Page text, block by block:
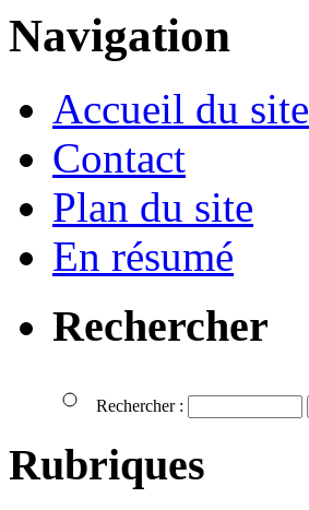
Navigation
Accueil du site
Contact
Plan du site
En résumé
Rechercher
Rechercher :
Rubriques